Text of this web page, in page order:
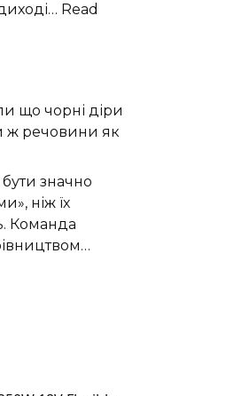
Read
що чорні діри
ж речовини як
значно
ніж їх
Команда